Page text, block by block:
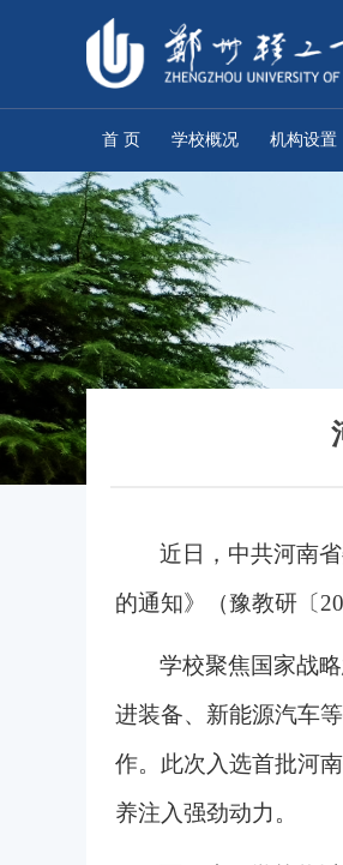
首 页 学校概况 机构设置
近日，中共河南
的通知》（豫教研〔
学校聚焦国家战
进装备、新能源汽车
作。此次入选首批河
养注入强劲动力。